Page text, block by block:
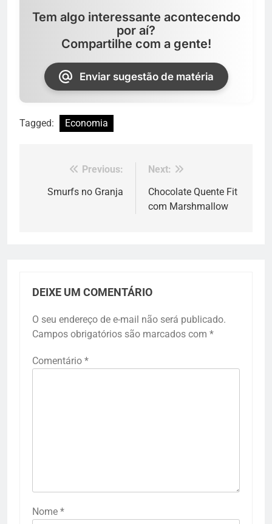
Tem algo interessante acontecendo
por aí?
Compartilhe com a gente!
Enviar sugestão de matéria
Tagged: Economia
Navegação
Previous:
Smurfs no Granja
Next:
Chocolate Quente Fit
com Marshmallow
DEIXE UM COMENTÁRIO
O seu endereço de e-mail não será publicado.
Campos obrigatórios são marcados com *
Comentário *
Nome *